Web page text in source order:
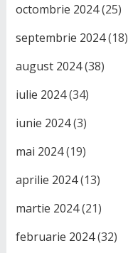
octombrie 2024(25)
septembrie 2024(18)
august 2024(38)
iulie 2024(34)
iunie 2024(3)
mai 2024(19)
aprilie 2024(13)
martie 2024(21)
februarie 2024(32)